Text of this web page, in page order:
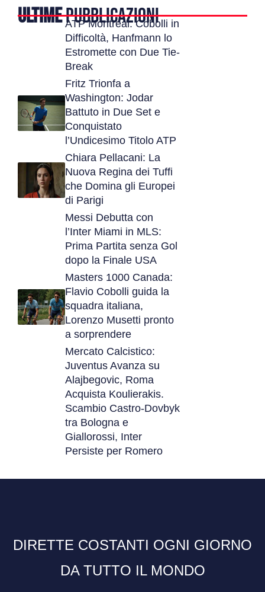
ULTIMEPUBBLICAZIONI
ATP Montreal: Cobolli in
Difficoltà, Hanfmann lo
Estromette con Due Tie-
Break
Fritz Trionfa a
Washington: Jodar
Battuto in Due Set e
Conquistato
l’Undicesimo Titolo ATP
Chiara Pellacani: La
Nuova Regina dei Tuffi
che Domina gli Europei
di Parigi
Messi Debutta con
l’Inter Miami in MLS:
Prima Partita senza Gol
dopo la Finale USA
Masters 1000 Canada:
Flavio Cobolli guida la
squadra italiana,
Lorenzo Musetti pronto
a sorprendere
Mercato Calcistico:
Juventus Avanza su
Alajbegovic, Roma
Acquista Koulierakis.
Scambio Castro-Dovbyk
tra Bologna e
Giallorossi, Inter
Persiste per Romero
DIRETTE COSTANTI OGNI GIORNO
DA TUTTO IL MONDO